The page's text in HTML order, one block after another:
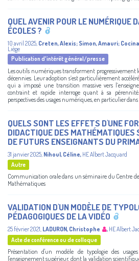
QUEL AVENIR POUR LE NUMÉRIQUE
ÉCOLES ?
10 avril 2025 Creten, Alexis; Simon, Amauri;
Liège
Publication d'intérêt général/presse
Les outils numériques transforment progressivement
décennies. Leur adoption s’est particulièrement
qui a imposé une transition massive vers
contraint et rapide interroge quant à sa
perspectives des usages numériques, en particulier dans ...
QUELS SONT LES EFFETS D'UNE
DIDACTIQUE DES MATHÉMATIQUES
DE FUTURS ENSEIGNANTS DU
31 janvier 2025 Nihoul, Céline, HE Albert Jacquard
Autre
Communication orale dans un séminaire du Centre
Mathématiques
VALIDATION D'UN MODÈLE DE
PÉDAGOGIQUES DE LA VIDÉO
25 février 2021 LADURON, Christophe , HE Albert
Acte de conférence ou de colloque
Présentation d'un modèle de typologie des
l'enseignement supérieur, dont la validation